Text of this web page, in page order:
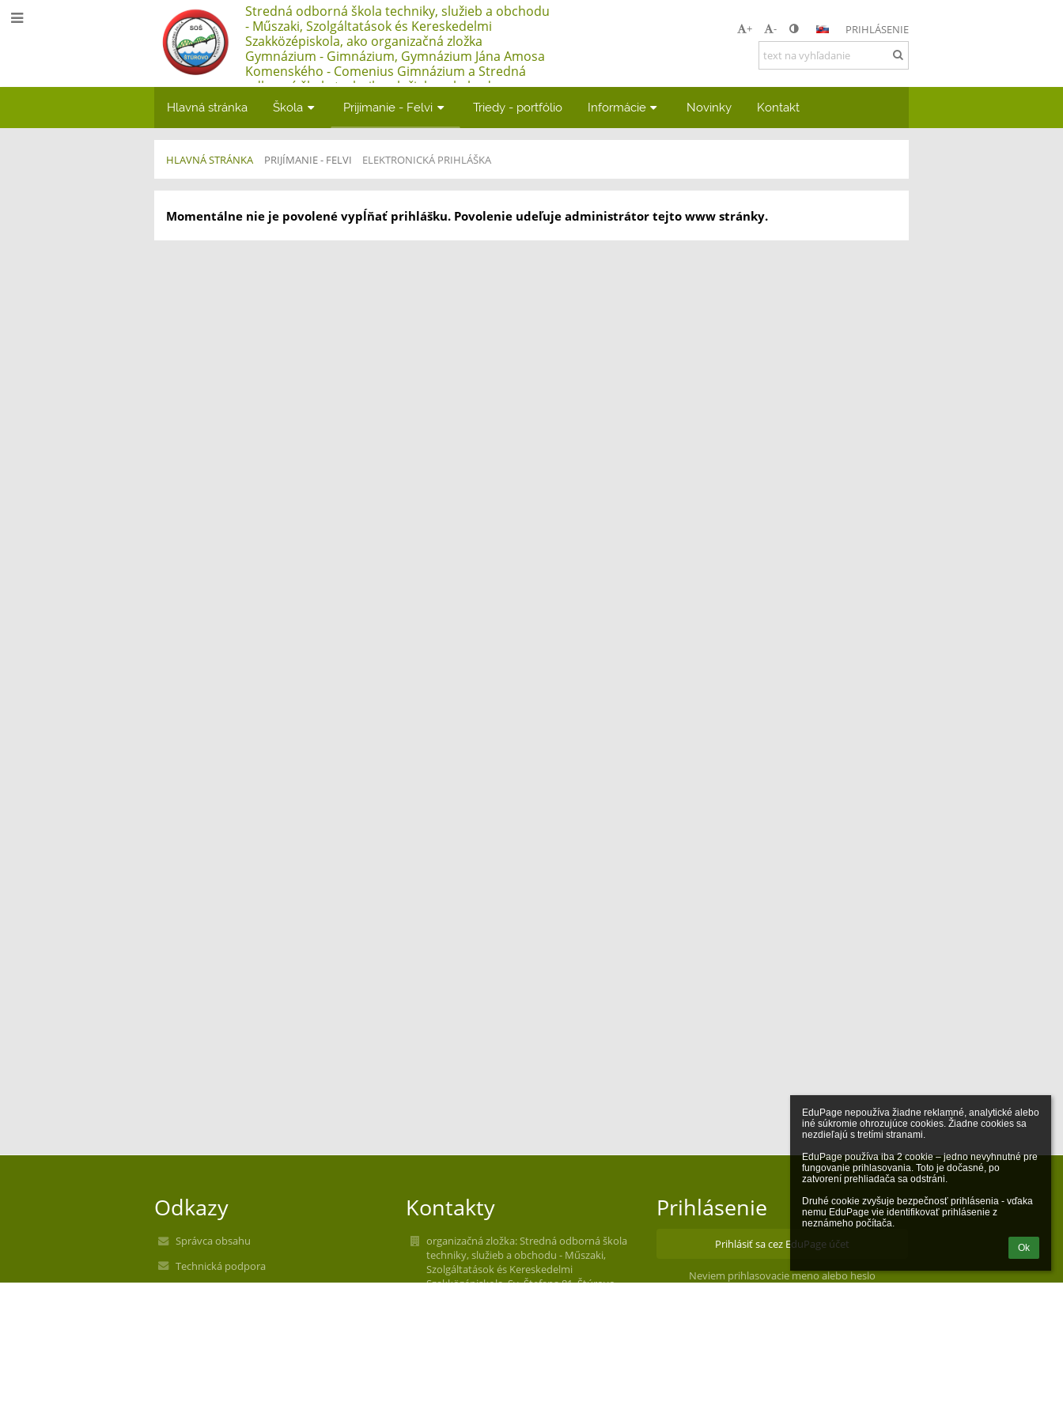
EduPage nepoužíva žiadne reklamné, analytické alebo
iné súkromie ohrozujúce cookies. Žiadne cookies sa
nezdieľajú s tretími stranami.
EduPage používa iba 2 cookie – jedno nevyhnutné pre
fungovanie prihlasovania. Toto je dočasné, po
zatvorení prehliadača sa odstráni.
Druhé cookie zvyšuje bezpečnosť prihlásenia - vďaka
nemu EduPage vie identifikovať prihlásenie z
neznámeho počítača.
Ok
Stredná odborná škola techniky, služieb a obchodu
- Műszaki, Szolgáltatások és Kereskedelmi
Szakközépiskola, ako organizačná zložka
Gymnázium - Gimnázium, Gymnázium Jána Amosa
Komenského - Comenius Gimnázium a Stredná
odborná škola techniky, služieb a obchodu -
Műszaki, Szolgáltatások és Kereskedelmi
Szakközépiskola, Adyho 7, Štúrovo
+ - PRIHLÁSENIE
Hlavná stránka Škola Prijímanie - Felvi Triedy - portfólio Informácie Novinky Kontakt
HLAVNÁ STRÁNKA PRIJÍMANIE - FELVI ELEKTRONICKÁ PRIHLÁŠKA
Elektronická
prihláška
Momentálne nie je povolené vypĺňať prihlášku. Povolenie udeľuje administrátor tejto www stránky.
Odkazy
Správca obsahu
Technická podpora
Kontakty
organizačná zložka: Stredná odborná škola
techniky, služieb a obchodu - Műszaki,
Szolgáltatások és Kereskedelmi
Szakközépiskola, Sv. Štefana 81, Štúrovo
Prihlásenie
Prihlásiť sa cez EduPage účet
Neviem prihlasovacie meno alebo heslo